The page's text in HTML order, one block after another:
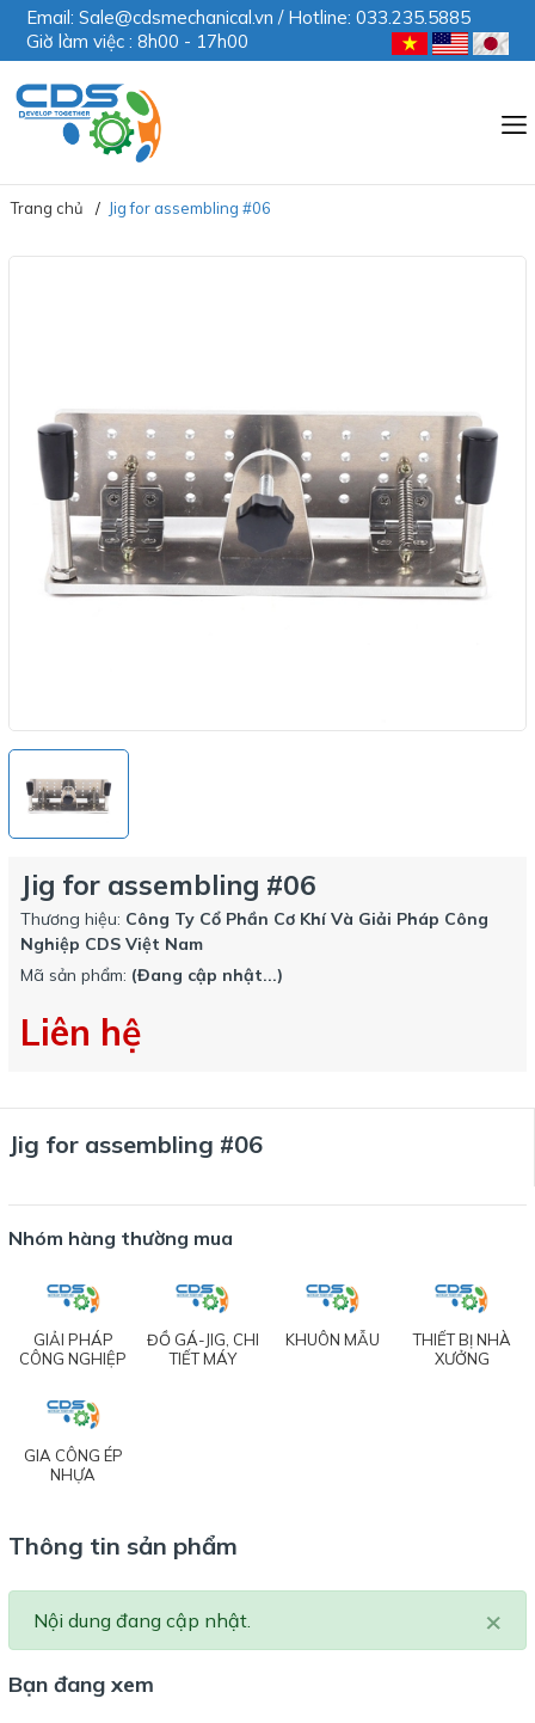
Email: Sale@cdsmechanical.vn / Hotline: 033.235.5885
Giờ làm việc : 8h00 - 17h00
Trang chủ Jig for assembling #06
Jig for assembling #06
Thương hiệu: Công Ty Cổ Phần Cơ Khí Và Giải Pháp Công
Nghiệp CDS Việt Nam
Mã sản phẩm: (Đang cập nhật...)
Liên hệ
Jig for assembling #06
Nhóm hàng thường mua
GIẢI PHÁP
CÔNG NGHIỆP
ĐỒ GÁ-JIG, CHI
TIẾT MÁY
KHUÔN MẪU
THIẾT BỊ NHÀ
XƯỞNG
GIA CÔNG ÉP
NHỰA
Thông tin sản phẩm
×
Nội dung đang cập nhật.
Bạn đang xem